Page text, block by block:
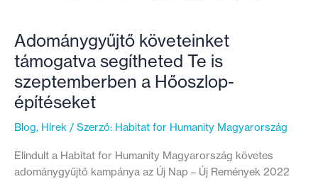
talpra
állásának
története
Adománygyűjtő követeinket
támogatva segítheted Te is
szeptemberben a Hőoszlop-
építéseket
Blog, Hírek / Szerző: Habitat for Humanity Magyarország
Elindult a Habitat for Humanity Magyarország követes
adománygyűjtő kampánya az Új Nap – Új Remények 2022